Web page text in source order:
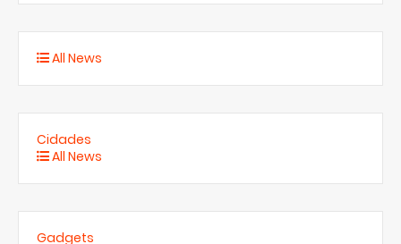
All News
Cidades
All News
Gadgets